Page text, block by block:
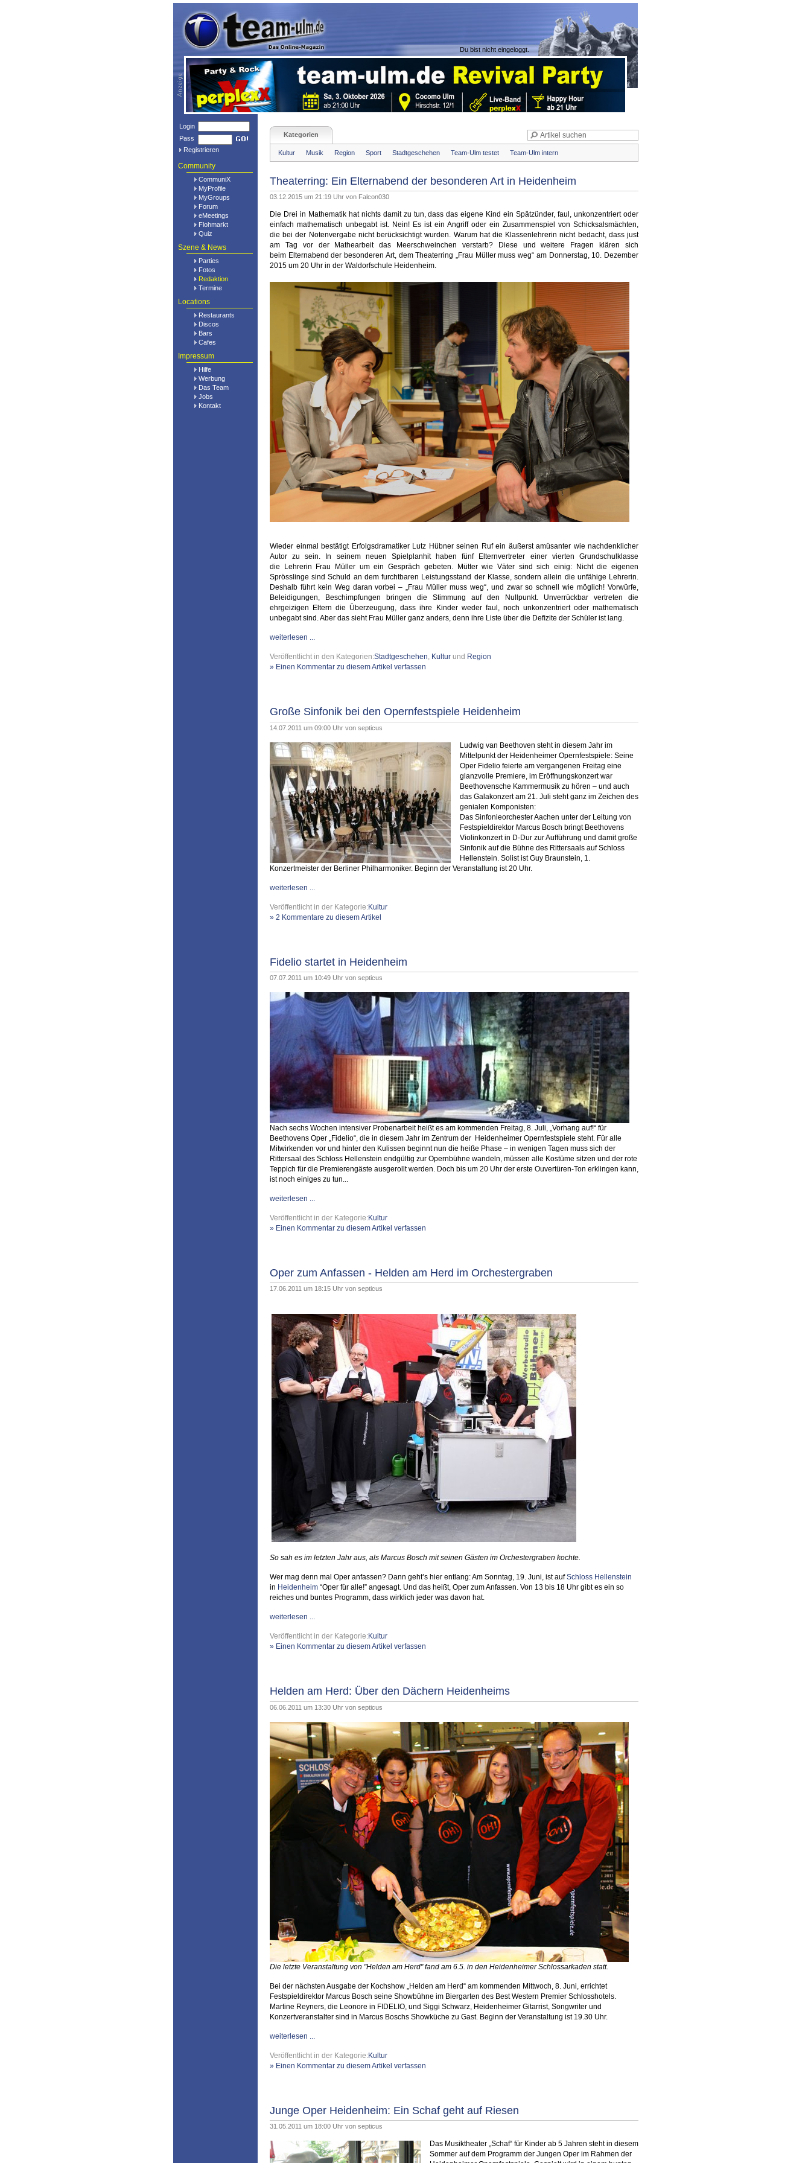
Du bist nicht eingeloggt.
Login
Pass
Registrieren
Community
CommuniX
MyProfile
MyGroups
Forum
eMeetings
Flohmarkt
Quiz
Szene & News
Parties
Fotos
Redaktion
Termine
Locations
Restaurants
Discos
Bars
Cafes
Impressum
Hilfe
Werbung
Das Team
Jobs
Kontakt
Kategorien
Kultur Musik Region Sport Stadtgeschehen Team-Ulm testet Team-Ulm intern
Theaterring: Ein Elternabend der besonderen Art in Heidenheim
03.12.2015 um 21:19 Uhr von Falcon030
Die Drei in Mathematik hat nichts damit zu tun, dass das eigene Kind einSpätzünder, faul, unkonzentriert oder
einfach mathematisch unbegabt ist. Nein! Es ist ein Angriff oder ein Zusammenspiel von Schicksalsmächten,
die bei der Notenvergabe nicht berücksichtigt wurden. Warum hat die Klassenlehrerin nicht bedacht, dass just
am Tag vor der Mathearbeit das
Meerschweinchen verstarb? Diese und weitere Fragen klären sich
beim Elternabend der besonderen Art, dem Theaterring „Frau Müller muss weg“ am Donnerstag, 10. Dezember
2015 um 20 Uhr in der Waldorfschule Heidenheim.
Wieder einmal bestätigt Erfolgsdramatiker Lutz Hübner seinen Ruf ein äußerst amüsanter wie nachdenklicher
Autor zu sein. In seinem neuen Spielplanhit haben fünf Elternvertreter einer vierten Grundschulklasse
die
Lehrerin Frau Müller um ein Gespräch gebeten. Mütter wie Väter sind sich einig: Nicht die eigenen
Sprösslinge sind Schuld an dem furchtbaren Leistungsstand der Klasse, sondern allein die unfähige Lehrerin.
Deshalb führt kein Weg daran vorbei – „Frau Müller muss weg“, und zwar so schnellwie möglich! Vorwürfe,
Beleidigungen, Beschimpfungen bringen die Stimmung auf den Nullpunkt. Unverrückbar vertreten die
ehrgeizigen Eltern die Überzeugung, dass ihre Kinder weder faul, noch unkonzentriert oder mathematisch
unbegabt sind. Aber das sieht Frau Müller ganz anders, denn ihre Liste über die Deﬁzite der Schüler ist lang.
weiterlesen ...
Veröffentlicht in den Kategorien:Stadtgeschehen, Kultur und Region
» Einen Kommentar zu diesem Artikel verfassen
Große Sinfonik bei den Opernfestspiele Heidenheim
14.07.2011 um 09:00 Uhr von septicus
Ludwig van Beethoven steht in diesem Jahr im
Mittelpunkt der Heidenheimer Opernfestspiele: Seine
Oper Fidelio feierte am vergangenen Freitag eine
glanzvolle Premiere, im Eröffnungskonzert war
Beethovensche Kammermusik zu hören – und auch
das Galakonzert am 21. Juli steht ganz im Zeichen des
genialen Komponisten:
Das Sinfonieorchester Aachen unter der Leitung von
Festspieldirektor Marcus Bosch bringt Beethovens
Violinkonzert in D-Dur zur Aufführung und damit große
Sinfonik auf die Bühne des Rittersaals auf Schloss
Hellenstein. Solist ist Guy Braunstein, 1.
Konzertmeister der Berliner Philharmoniker. Beginn der Veranstaltung ist 20 Uhr.
weiterlesen ...
Veröffentlicht in der Kategorie:Kultur
» 2 Kommentare zu diesem Artikel
Fidelio startet in Heidenheim
07.07.2011 um 10:49 Uhr von septicus
Nach sechs Wochen intensiver Probenarbeit heißt es am kommenden Freitag, 8. Juli, „Vorhang auf!“ für
Beethovens Oper „Fidelio“, die in diesem Jahr im Zentrum der Heidenheimer Opernfestspiele steht. Für alle
Mitwirkenden vor und hinter den Kulissen beginnt nun die heiße Phase – in wenigen Tagen muss sich der
Rittersaal des Schloss Hellenstein endgültig zur Opernbühne wandeln, müssen alle Kostüme sitzen und der rote
Teppich für die Premierengäste ausgerollt werden. Doch bis um 20 Uhr der erste Ouvertüren-Ton erklingen kann,
ist noch einiges zu tun...
weiterlesen ...
Veröffentlicht in der Kategorie:Kultur
» Einen Kommentar zu diesem Artikel verfassen
Oper zum Anfassen - Helden am Herd im Orchestergraben
17.06.2011 um 18:15 Uhr von septicus
So sah es im letzten Jahr aus, als Marcus Bosch mit seinen Gästen im Orchestergraben kochte.
Wer mag denn mal Oper anfassen? Dann geht’s hier entlang: Am Sonntag, 19. Juni, ist aufSchloss Hellenstein
in Heidenheim “Oper für alle!” angesagt. Und das heißt, Oper zum Anfassen. Von 13 bis 18 Uhr gibt es ein so
reiches und buntes Programm, dass wirklich jeder was davon hat.
weiterlesen ...
Veröffentlicht in der Kategorie:Kultur
» Einen Kommentar zu diesem Artikel verfassen
Helden am Herd: Über den Dächern Heidenheims
06.06.2011 um 13:30 Uhr von septicus
Die letzte Veranstaltung von "Helden am Herd" fand am 6.5. in den Heidenheimer Schlossarkaden statt.
Bei der nächsten Ausgabe der Kochshow „Helden am Herd“ am kommenden Mittwoch, 8. Juni, errichtet
Festspieldirektor Marcus Bosch seine Showbühne im Biergarten des Best Western Premier Schlosshotels.
Martine Reyners, die Leonore in FIDELIO, und Siggi Schwarz, Heidenheimer Gitarrist, Songwriter und
Konzertveranstalter sind in Marcus Boschs Showküche zu Gast. Beginn der Veranstaltung ist 19.30 Uhr.
weiterlesen ...
Veröffentlicht in der Kategorie:Kultur
» Einen Kommentar zu diesem Artikel verfassen
Junge Oper Heidenheim: Ein Schaf geht auf Riesen
31.05.2011 um 18:00 Uhr von septicus
Das Musiktheater „Schaf“ für Kinder ab 5 Jahren steht in diesem
Sommer auf dem Programm der Jungen Oper im Rahmen der